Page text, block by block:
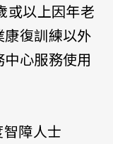
或以上因年老
康復訓練以外
心服務使用
智障人士